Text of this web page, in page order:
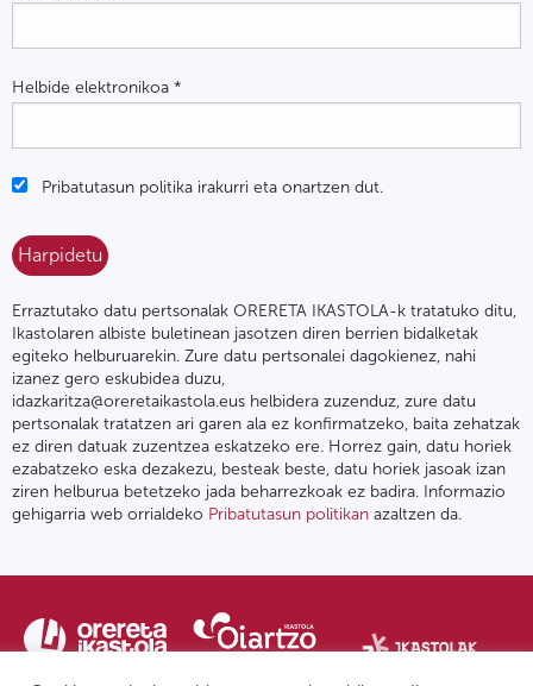
Helbide elektronikoa *
Pribatutasun politika irakurri eta onartzen dut.
Erraztutako datu pertsonalak ORERETA IKASTOLA-k tratatuko ditu,
Ikastolaren albiste buletinean jasotzen diren berrien bidalketak
egiteko helburuarekin. Zure datu pertsonalei dagokienez, nahi
izanez gero eskubidea duzu,
idazkaritza@oreretaikastola.eus helbidera zuzenduz, zure datu
pertsonalak tratatzen ari garen ala ez konfirmatzeko, baita zehatzak
ez diren datuak zuzentzea eskatzeko ere. Horrez gain, datu horiek
ezabatzeko eska dezakezu, besteak beste, datu horiek jasoak izan
ziren helburua betetzeko jada beharrezkoak ez badira. Informazio
gehigarria web orrialdeko Pribatutasun politikan azaltzen da.